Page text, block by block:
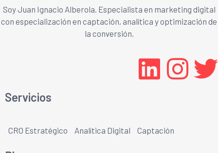
Soy Juan Ignacio Alberola. Especialista en marketing digital
con especialización en captación, analítica y optimización de
la conversión.
Servicios
CRO Estratégico Analítica Digital Captación